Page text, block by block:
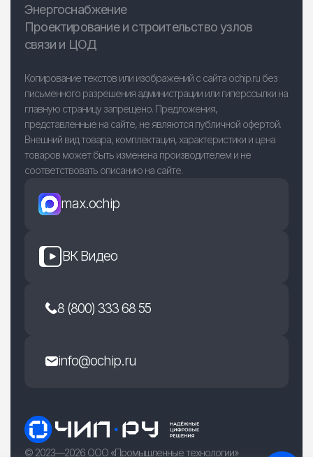
Энергоснабжение
Проектирование и строительство узлов
связи и ЦОД
Копирование текстов или изображений с сайта ochip.ru без
письменного разрешения администрации или гиперссылки на
главную страницу запрещено. Предложения,
представленные на сайте, не являются публичной офертой.
Внешний вид товара, комплектация, характеристики и цена
товаров может быть изменена производителем и не
соответствовать описанию на сайте.
max.ochip
ВК Видео
8 (800) 333 68 55
info@ochip.ru
© 2023—2026 ООО «Промышленные технологии»